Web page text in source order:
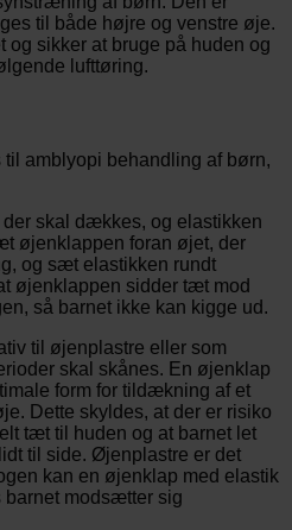
til både højre og venstre øje.
sikker at bruge på huden og
lufttøring.
amblyopi behandling af børn,
skal dækkes, og elastikken
øjenklappen foran øjet, der
og sæt elastikken rundt
øjenklappen sidder tæt mod
så barnet ikke kan kigge ud.
til øjenplastre eller som
skal skånes. En øjenklap
form for tildækning af et
Dette skyldes, at der er risiko
tæt til huden og at barnet let
til side. Øjenplastre er det
kan en øjenklap med elastik
modsætter sig